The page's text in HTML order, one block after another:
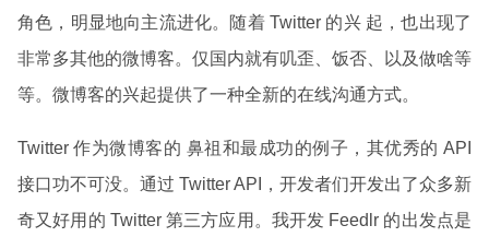
角色，明显地向主流进化。随着 Twitter 的兴 起，也出现了
非常多其他的微博客。仅国内就有叽歪、饭否、以及做啥等
等。微博客的兴起提供了一种全新的在线沟通方式。
Twitter 作为微博客的 鼻祖和最成功的例子，其优秀的 API
接口功不可没。通过 Twitter API，开发者们开发出了众多新
奇又好用的 Twitter 第三方应用。我开发 Feedlr 的出发点是